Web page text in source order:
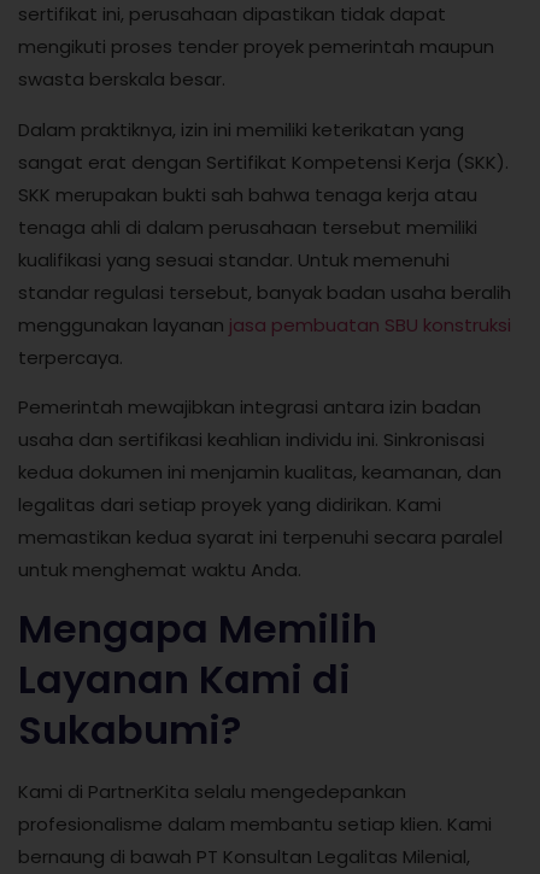
sertifikat ini, perusahaan dipastikan tidak dapat
mengikuti proses tender proyek pemerintah maupun
swasta berskala besar.
Dalam praktiknya, izin ini memiliki keterikatan yang
sangat erat dengan Sertifikat Kompetensi Kerja (SKK).
SKK merupakan bukti sah bahwa tenaga kerja atau
tenaga ahli di dalam perusahaan tersebut memiliki
kualifikasi yang sesuai standar. Untuk memenuhi
standar regulasi tersebut, banyak badan usaha beralih
menggunakan layanan jasa pembuatan SBU konstruksi
terpercaya.
Pemerintah mewajibkan integrasi antara izin badan
usaha dan sertifikasi keahlian individu ini. Sinkronisasi
kedua dokumen ini menjamin kualitas, keamanan, dan
legalitas dari setiap proyek yang didirikan. Kami
memastikan kedua syarat ini terpenuhi secara paralel
untuk menghemat waktu Anda.
Mengapa Memilih
Layanan Kami di
Sukabumi?
Kami di PartnerKita selalu mengedepankan
profesionalisme dalam membantu setiap klien. Kami
bernaung di bawah PT Konsultan Legalitas Milenial,